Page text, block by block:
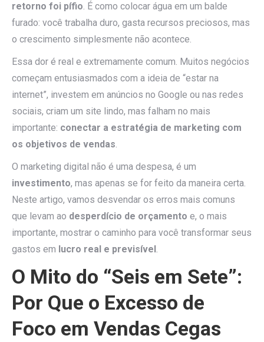
retorno foi pífio. É como colocar água em um balde
furado: você trabalha duro, gasta recursos preciosos, mas
o crescimento simplesmente não acontece.
Essa dor é real e extremamente comum. Muitos negócios
começam entusiasmados com a ideia de “estar na
internet”, investem em anúncios no Google ou nas redes
sociais, criam um site lindo, mas falham no mais
importante: conectar a estratégia de marketing com
os objetivos de vendas.
O marketing digital não é uma despesa, é um
investimento, mas apenas se for feito da maneira certa.
Neste artigo, vamos desvendar os erros mais comuns
que levam ao desperdício de orçamento e, o mais
importante, mostrar o caminho para você transformar seus
gastos em lucro real e previsível.
O Mito do “Seis em Sete”:
Por Que o Excesso de
Foco em Vendas Cegas